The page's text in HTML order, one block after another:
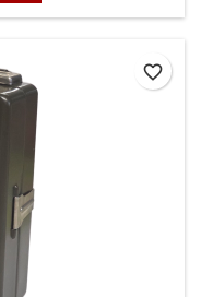
favorite_border